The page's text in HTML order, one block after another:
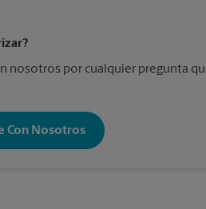
nosotros por cualquier pregunta
Con Nosotros